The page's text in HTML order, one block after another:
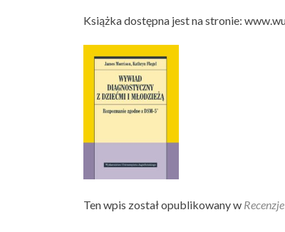
Książka dostępna jest na stronie:
Ten wpis został opublikowany w Recenzje